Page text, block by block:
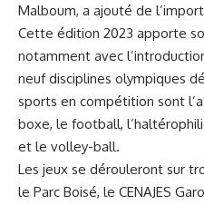
Malboum, ‌a ajouté de
Cette édition 2023 apporte
notamment avec
neuf disciplines olympiques
sports en compétition sont
boxe, le football,
et ​le volley-ball.
Les jeux se dérouleront sur
le Parc Boisé, ​le CENAJES